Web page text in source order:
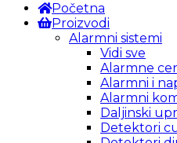
Početna
Proizvodi
Alarmni sistemi
Vidi sve
Alarmne
Alarmni i
Alarmni
Daljinski
Detektori